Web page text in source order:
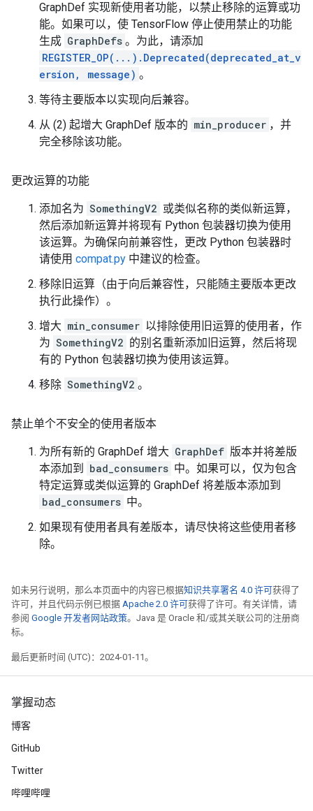
GraphDef 实现新使用者功能，以禁止移除的运算或功
能。如果可以，使 TensorFlow 停止使用禁止的功能
生成 GraphDefs 。为此，请添加
REGISTER_OP(...).Deprecated(deprecated_at_v
ersion, message) 。
等待主要版本以实现向后兼容。
从 (2) 起增大 GraphDef 版本的 min_producer ，并
完全移除该功能。
更改运算的功能
添加名为 SomethingV2 或类似名称的类似新运算，
然后添加新运算并将现有 Python 包装器切换为使用
该运算。为确保向前兼容性，更改 Python 包装器时
请使用 compat.py 中建议的检查。
移除旧运算（由于向后兼容性，只能随主要版本更改
执行此操作）。
增大 min_consumer 以排除使用旧运算的使用者，作
为 SomethingV2 的别名重新添加旧运算，然后将现
有的 Python 包装器切换为使用该运算。
移除 SomethingV2 。
禁止单个不安全的使用者版本
为所有新的 GraphDef 增大 GraphDef 版本并将差版
本添加到
bad_consumers 中。如果可以，仅为包含
特定运算或类似运算的 GraphDef 将差版本添加到
bad_consumers 中。
如果现有使用者具有差版本，请尽快将这些使用者移
除。
如未另行说明，那么本页面中的内容已根据知识共享署名 4.0 许可获得了
许可，并且代码示例已根据 Apache 2.0 许可获得了许可。有关详情，请
参阅 Google 开发者网站政策。Java 是 Oracle 和/或其关联公司的注册商
标。
最后更新时间 (UTC)：2024-01-11。
掌握动态
博客
GitHub
Twitter
哔哩哔哩